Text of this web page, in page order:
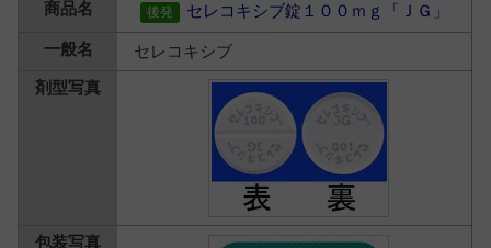
セレコキシブ錠１００ｍｇ「ＪＧ」
セレコキシブ